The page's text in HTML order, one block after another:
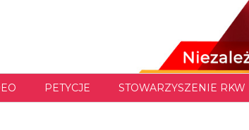
PETYCJE STOWARZYSZENIE RKW